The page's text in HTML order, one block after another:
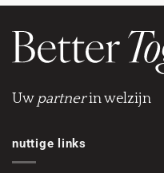
Uw partnerin welzijn
nuttige links